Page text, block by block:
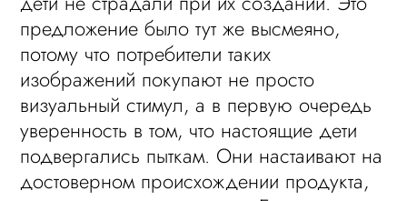
предложение было тут же высмеяно,
потому что потребители таких
изображений покупают не просто
визуальный стимул, а в первую очередь
уверенность в том, что настоящие дети
подвергались пыткам. Они настаивают на
достоверном происхождении продукта,